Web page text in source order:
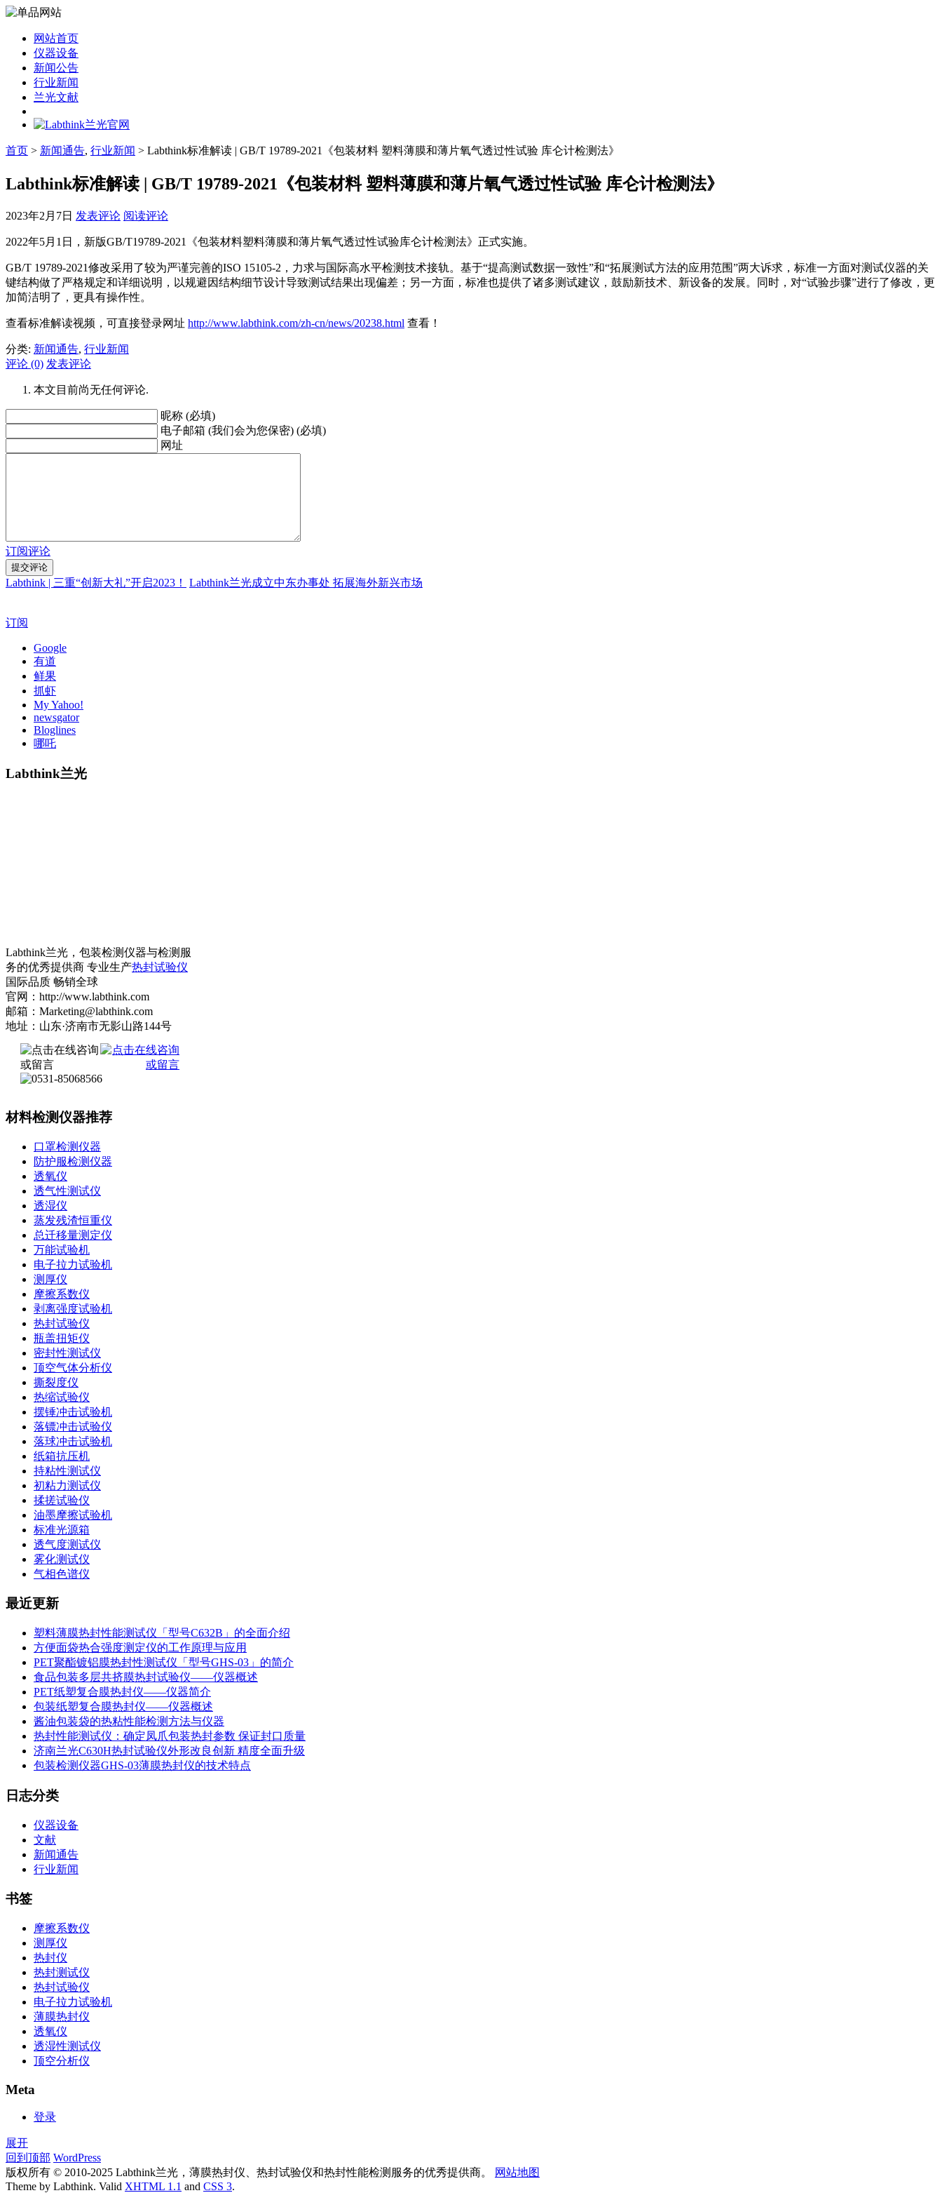
网站首页
仪器设备
新闻公告
行业新闻
兰光文献
首页 > 新闻通告, 行业新闻 > Labthink标准解读 | GB/T 19789-2021《包装材料 塑料薄膜和薄片氧气透过性试验 库仑计检测法》
Labthink标准解读 | GB/T 19789-2021《包装材料 塑料薄膜和薄片氧气透过性试验 库仑计检测法》
2023年2月7日 发表评论 阅读评论
2022年5月1日，新版GB/T19789-2021《包装材料塑料薄膜和薄片氧气透过性试验库仑计检测法》正式实施。
GB/T 19789-2021修改采用了较为严谨完善的ISO 15105-2，力求与国际高水平检测技术接轨。基于“提高测试数据一致性”和“拓展测试方法的应用范围”两大诉求，标准一方面对测试仪器的关
键结构做了严格规定和详细说明，以规避因结构细节设计导致测试结果出现偏差；另一方面，标准也提供了诸多测试建议，鼓励新技术、新设备的发展。同时，对“试验步骤”进行了修改，更
加简洁明了，更具有操作性。
查看标准解读视频，可直接登录网址 http://www.labthink.com/zh-cn/news/20238.html 查看！
分类: 新闻通告, 行业新闻
评论 (0) 发表评论
本文目前尚无任何评论.
昵称 (必填)
电子邮箱 (我们会为您保密) (必填)
网址
订阅评论
Labthink | 三重“创新大礼”开启2023！ Labthink兰光成立中东办事处 拓展海外新兴市场
订阅
Google
有道
鲜果
抓虾
My Yahoo!
newsgator
Bloglines
哪吒
Labthink兰光
Labthink兰光，包装检测仪器与检测服
务的优秀提供商 专业生产热封试验仪
国际品质 畅销全球
官网：http://www.labthink.com
邮箱：Marketing@labthink.com
地址：山东·济南市无影山路144号
材料检测仪器推荐
口罩检测仪器
防护服检测仪器
透氧仪
透气性测试仪
透湿仪
蒸发残渣恒重仪
总迁移量测定仪
万能试验机
电子拉力试验机
测厚仪
摩擦系数仪
剥离强度试验机
热封试验仪
瓶盖扭矩仪
密封性测试仪
顶空气体分析仪
撕裂度仪
热缩试验仪
摆锤冲击试验机
落镖冲击试验仪
落球冲击试验机
纸箱抗压机
持粘性测试仪
初粘力测试仪
揉搓试验仪
油墨摩擦试验机
标准光源箱
透气度测试仪
雾化测试仪
气相色谱仪
最近更新
塑料薄膜热封性能测试仪「型号C632B」的全面介绍
方便面袋热合强度测定仪的工作原理与应用
PET聚酯镀铝膜热封性测试仪「型号GHS-03」的简介
食品包装多层共挤膜热封试验仪——仪器概述
PET纸塑复合膜热封仪——仪器简介
包装纸塑复合膜热封仪——仪器概述
酱油包装袋的热粘性能检测方法与仪器
热封性能测试仪：确定凤爪包装热封参数 保证封口质量
济南兰光C630H热封试验仪外形改良创新 精度全面升级
包装检测仪器GHS-03薄膜热封仪的技术特点
日志分类
仪器设备
文献
新闻通告
行业新闻
书签
摩擦系数仪
测厚仪
热封仪
热封测试仪
热封试验仪
电子拉力试验机
薄膜热封仪
透氧仪
透湿性测试仪
顶空分析仪
Meta
登录
展开
回到顶部 WordPress
版权所有 © 2010-2025 Labthink兰光，薄膜热封仪、热封试验仪和热封性能检测服务的优秀提供商。
网站地图
Theme by Labthink. Valid XHTML 1.1 and CSS 3.